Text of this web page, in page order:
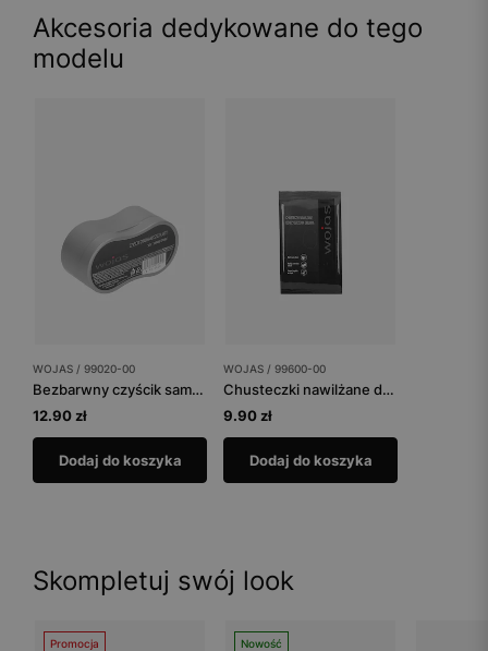
Akcesoria dedykowane do tego
modelu
WOJAS / 99020-00
Bezbarwny czyścik samo-nabłyszczający
12.90 zł
Dodaj do koszyka
WOJAS / 99600-00
Chusteczki nawilżane do czyszczenia
9.90 zł
Dodaj do koszyka
Skompletuj swój look
Promocja Nowość